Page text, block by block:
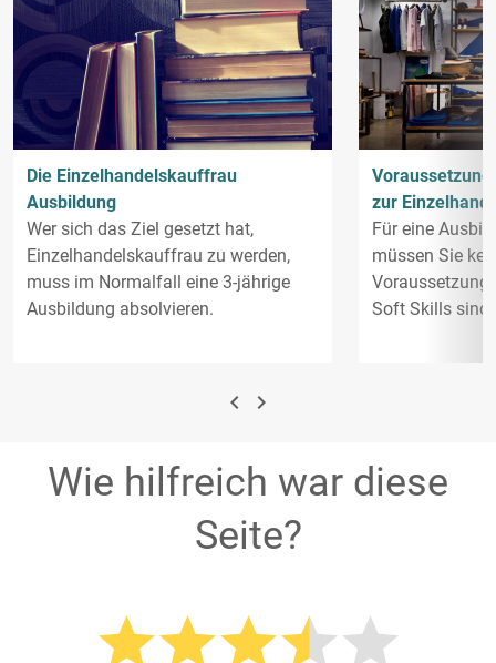
Die Einzelhandelskauffrau
Ausbildung
Wer sich das Ziel gesetzt hat,
Einzelhandelskauffrau zu werden,
muss im Normalfall eine 3-jährige
Ausbildung absolvieren.
zur
Für eine
müssen Sie
Soft Skills sind
navigate_before navigate_next
Wie hilfreich war diese
Seite?